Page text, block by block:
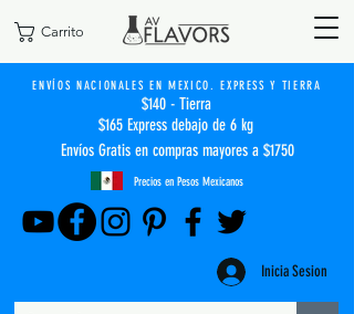
Carrito
ENVÍOS NACIONALES EN MEXICO. EXPRESS Y TIERRA
$140 - Tierra
$165 Express debajo de 6 kg
Envíos Gratis en compras mayores a $1750
Precios en Pesos Mexicanos
Inicia Sesion